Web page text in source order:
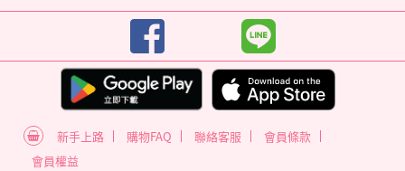
新手上路 購物FAQ 聯絡客服
會員條款
會員權益